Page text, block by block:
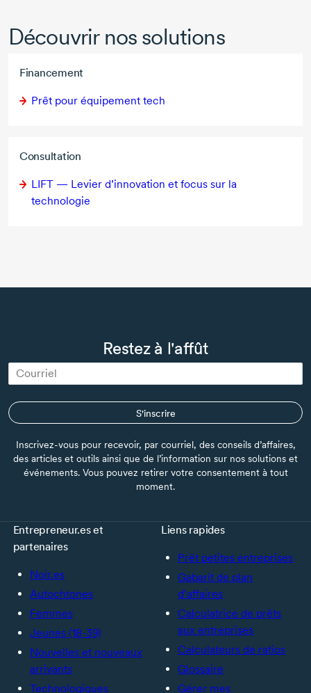
Découvrir nos solutions
Financement
Prêt pour équipement tech
Consultation
LIFT — Levier d’innovation et focus sur la
technologie
Restez à l'affût
S'inscrire
Inscrivez-vous pour recevoir, par courriel, des conseils d’affaires,
des articles et outils ainsi que de l’information sur nos solutions et
événements. Vous pouvez retirer votre consentement à tout
moment.
Entrepreneur.es et
partenaires
Noir.es
Autochtones
Femmes
Jeunes (18-39)
Nouvelles et nouveaux
arrivants
Technologiques
Liens rapides
Prêt petites entreprises
Gabarit de plan
d’affaires
Calculatrice de prêts
aux entreprises
Calculateurs de ratios
Glossaire
Gérer mes